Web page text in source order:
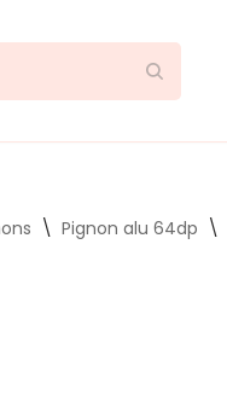
\ Pignon alu 64dp \